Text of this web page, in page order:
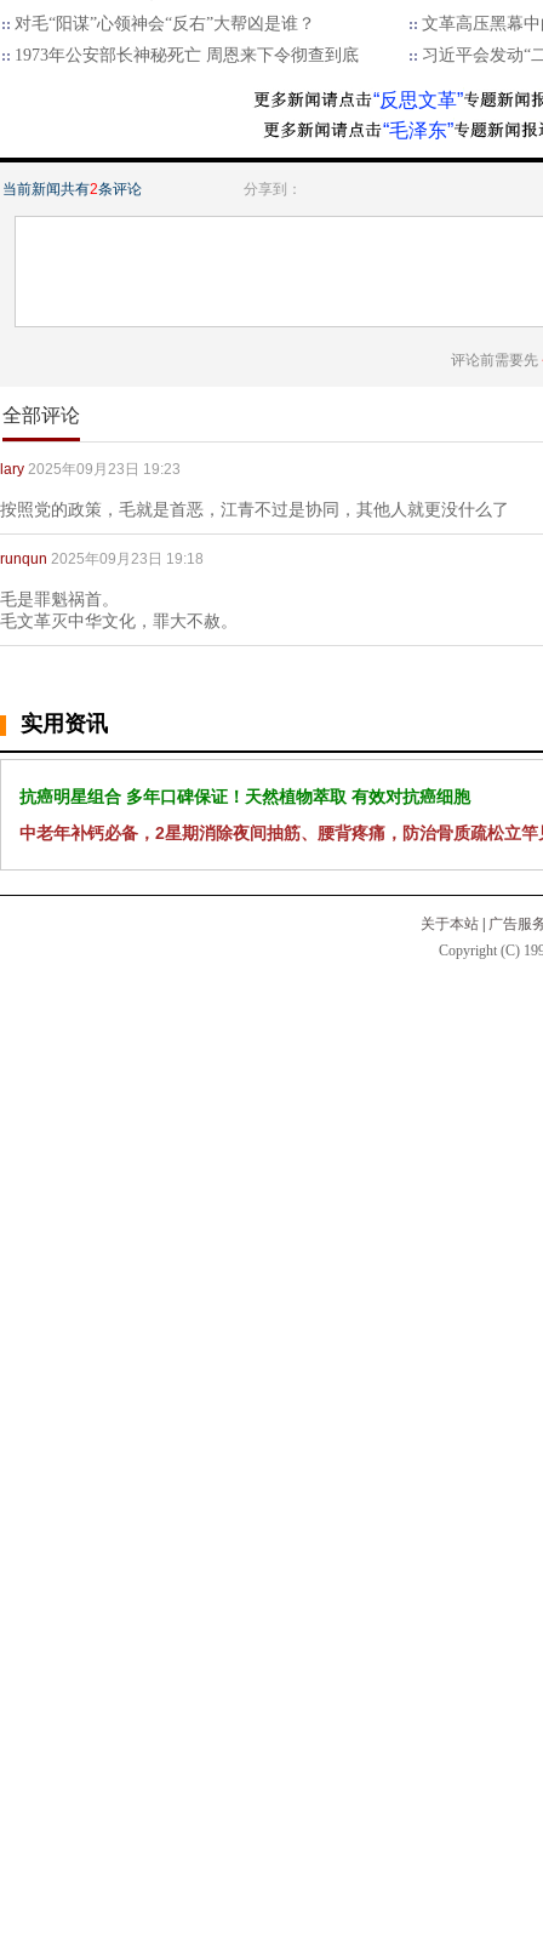
对毛“阳谋”心领神会“反右”大帮凶是谁？
文革高压黑幕
1973年公安部长神秘死亡 周恩来下令彻查到底
习近平会发动“
“反思文革”
“毛泽东”
当前新闻共有2条评论 分享到：
评论前需要先
全部评论
lary 2025年09月23日 19:23
按照党的政策，毛就是首恶，江青不过是协同，其他人就更没什么了
runqun 2025年09月23日 19:18
毛是罪魁祸首。
毛文革灭中华文化，罪大不赦。
实用资讯
抗癌明星组合 多年口碑保证！天然植物萃取 有效对抗癌细胞
中老年补钙必备，2星期消除夜间抽筋、腰背疼痛，防治骨质疏松立竿
关于本站
广告服
Copyright (C)